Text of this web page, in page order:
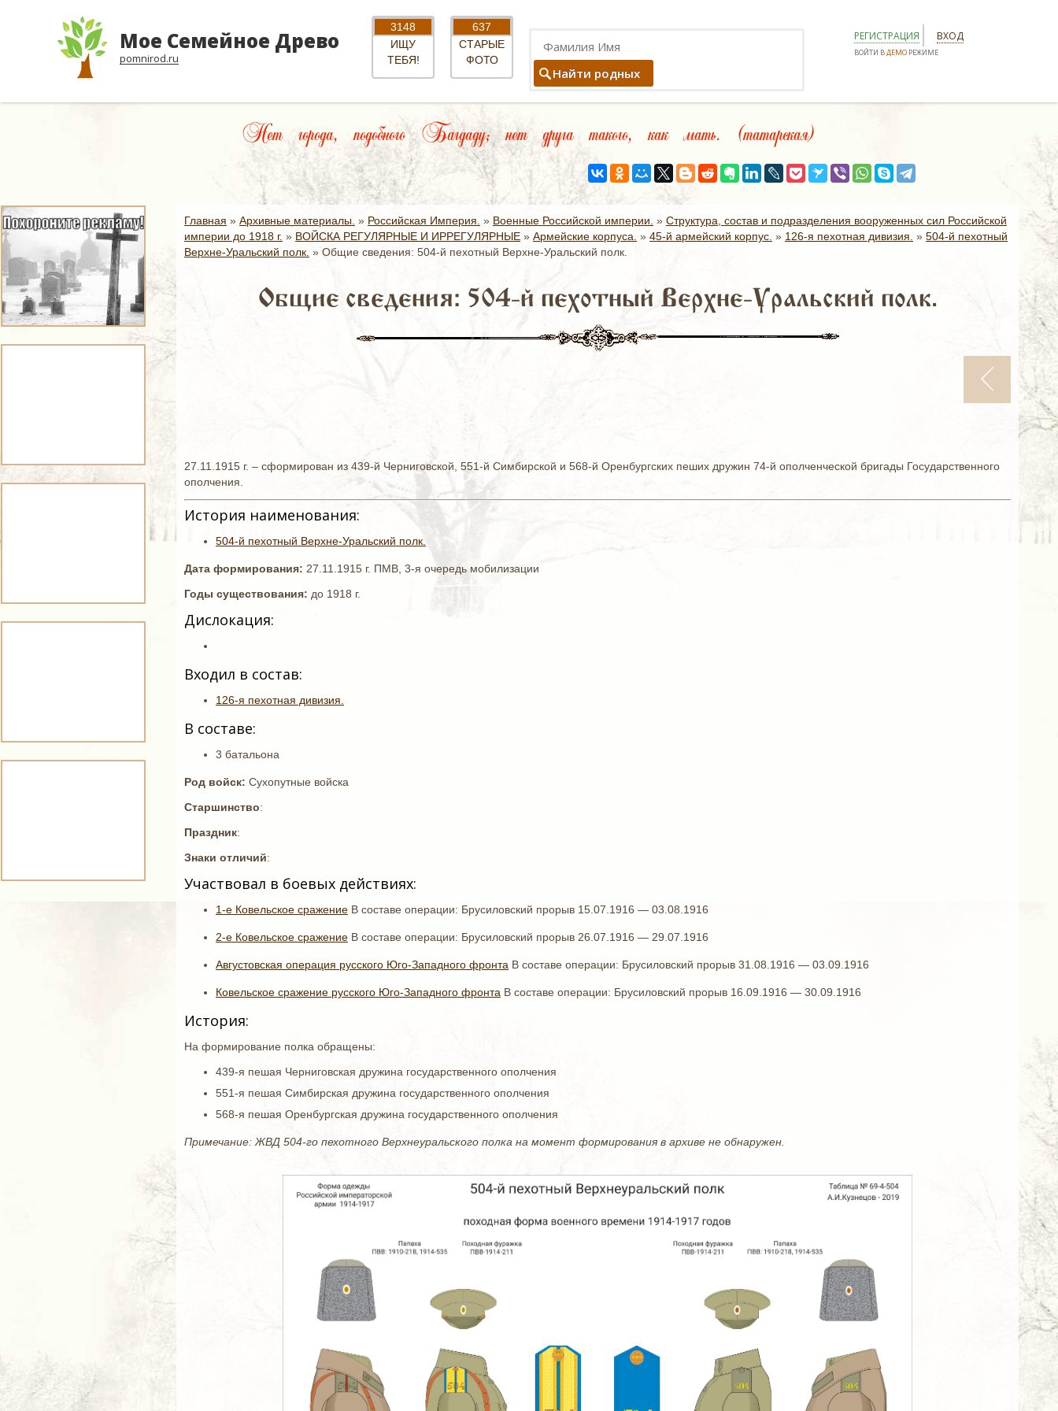
Мое Семейное Древо
pomnirod.ru
3148
ИЩУ
ТЕБЯ!
637
СТАРЫЕ
ФОТО
Найти родных
РЕГИСТРАЦИЯ ВХОД
ВОЙТИ ВДЕМО РЕЖИМЕ
Нет города, подобного Багдаду; нет друга такого, как мать. (татарская)
Главная » Архивные материалы. » Российская Империя. » Военные Российской империи. » Структура, состав и подразделения вооруженных сил Российской
империи до 1918 г. » ВОЙСКА РЕГУЛЯРНЫЕ И ИРРЕГУЛЯРНЫЕ » Армейские корпуса. » 45-й армейский корпус. » 126-я пехотная дивизия. » 504-й пехотный
Верхне-Уральский полк. » Общие сведения: 504-й пехотный Верхне-Уральский полк.
Общие сведения: 504-й пехотный Верхне-Уральский полк.
27.11.1915 г. – сформирован из 439-й Черниговской, 551-й Симбирской и 568-й Оренбургских пеших дружин 74-й ополченческой бригады Государственного
ополчения.
История наименования:
504-й пехотный Верхне-Уральский полк.
Дата формирования: 27.11.1915 г. ПМВ, 3-я очередь мобилизации
Годы существования: до 1918 г.
Дислокация:
Входил в состав:
126-я пехотная дивизия.
В составе:
3 батальона
Род войск: Сухопутные войска
Старшинство:
Праздник:
Знаки отличий:
Участвовал в боевых действиях:
1-е Ковельское сражение В составе операции: Брусиловский прорыв 15.07.1916 — 03.08.1916
2-е Ковельское сражение В составе операции: Брусиловский прорыв 26.07.1916 — 29.07.1916
Августовская операция русского Юго-Западного фронта В составе операции: Брусиловский прорыв 31.08.1916 — 03.09.1916
Ковельское сражение русского Юго-Западного фронта В составе операции: Брусиловский прорыв 16.09.1916 — 30.09.1916
История:
На формирование полка обращены:
439-я пешая Черниговская дружина государственного ополчения
551-я пешая Симбирская дружина государственного ополчения
568-я пешая Оренбургская дружина государственного ополчения
Примечание: ЖВД 504-го пехотного Верхнеуральского полка на момент формирования в архиве не обнаружен.